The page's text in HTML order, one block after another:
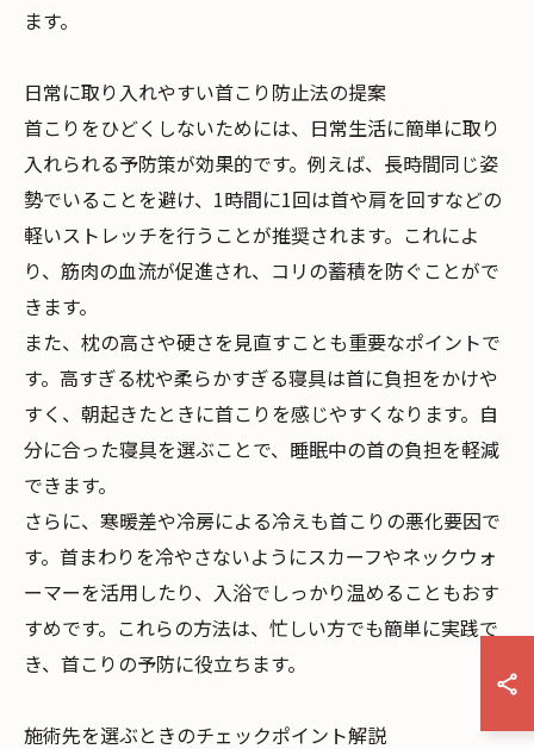
ます。
日常に取り入れやすい首こり防止法の提案
首こりをひどくしないためには、日常生活に簡単に取り
入れられる予防策が効果的です。例えば、長時間同じ姿
勢でいることを避け、1時間に1回は首や肩を回すなどの
軽いストレッチを行うことが推奨されます。これによ
り、筋肉の血流が促進され、コリの蓄積を防ぐことがで
きます。
また、枕の高さや硬さを見直すことも重要なポイントで
す。高すぎる枕や柔らかすぎる寝具は首に負担をかけや
すく、朝起きたときに首こりを感じやすくなります。自
分に合った寝具を選ぶことで、睡眠中の首の負担を軽減
できます。
さらに、寒暖差や冷房による冷えも首こりの悪化要因で
す。首まわりを冷やさないようにスカーフやネックウォ
ーマーを活用したり、入浴でしっかり温めることもおす
すめです。これらの方法は、忙しい方でも簡単に実践で
き、首こりの予防に役立ちます。
施術先を選ぶときのチェックポイント解説